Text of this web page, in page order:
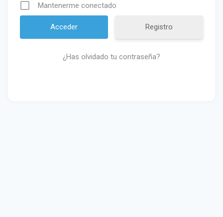
Mantenerme conectado
Registro
¿Has olvidado tu contraseña?